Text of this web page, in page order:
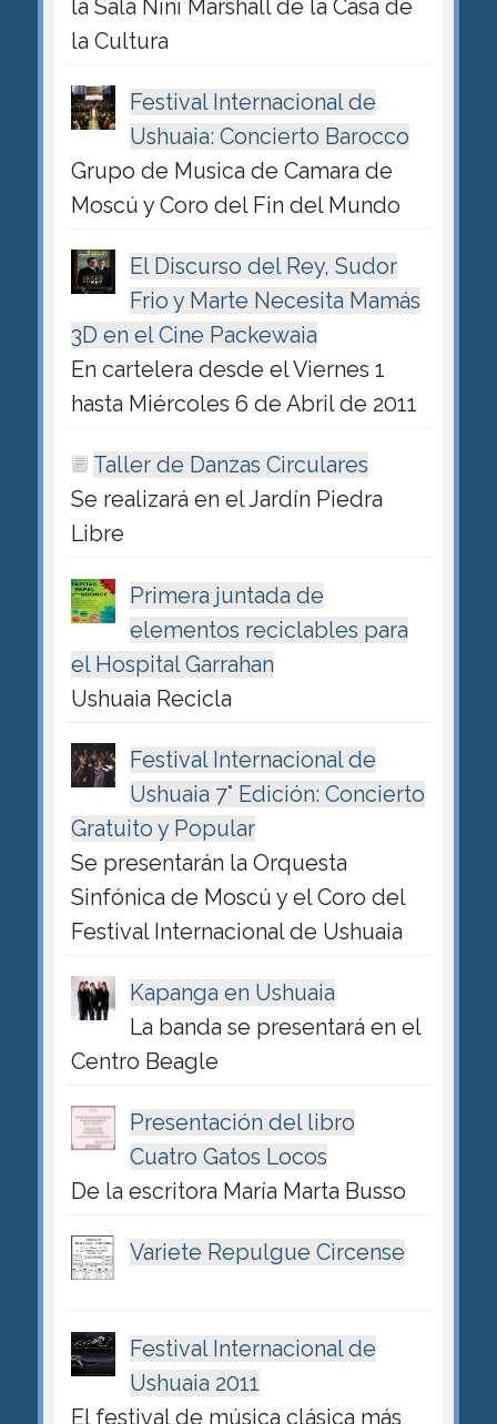
la Sala Niní Marshall de la Casa de
la Cultura
Festival Internacional de
Ushuaia: Concierto Barocco
Grupo de Musica de Camara de
Moscú y Coro del Fin del Mundo
El Discurso del Rey, Sudor
Frio y Marte Necesita Mamás
3D en el Cine Packewaia
En cartelera desde el Viernes 1
hasta Miércoles 6 de Abril de 2011
Taller de Danzas Circulares
Se realizará en el Jardín Piedra
Libre
Primera juntada de
elementos reciclables para
el Hospital Garrahan
Ushuaia Recicla
Festival Internacional de
Ushuaia 7° Edición: Concierto
Gratuito y Popular
Se presentarán la Orquesta
Sinfónica de Moscú y el Coro del
Festival Internacional de Ushuaia
Kapanga en Ushuaia
La banda se presentará en el
Centro Beagle
Presentación del libro
Cuatro Gatos Locos
De la escritora María Marta Busso
Variete Repulgue Circense
Festival Internacional de
Ushuaia 2011
El festival de música clásica más